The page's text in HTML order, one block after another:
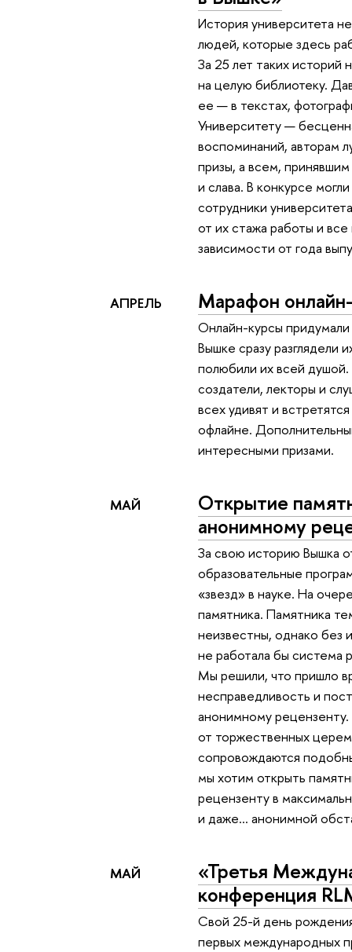
История университета
людей, которые здесь
За 25 лет таких историй
на целую библиотеку.
ее — в текстах,
Университету —
воспоминаний, авторам
призы, а всем,
и слава. В конкурсе
сотрудники
от их стажа работы и
зависимости от года
АПРЕЛЬ Марафон
Онлайн-курсы
Вышке сразу разглядели
полюбили их всей
создатели, лекторы и
всех удивят и
офлайне.
интересными призами.
МАЙ
Открытие
анонимному
За свою историю Вышка
образовательные
«звезд» в науке. На
памятника. Памятника
неизвестны, однако без
не работала бы система
Мы решили, что пришло
несправедливость и
анонимному
от торжественных
сопровождаются
мы хотим открыть
рецензенту в
и даже... анонимной
МАЙ
«Третья
конференция
Свой 25-й день
первых международных